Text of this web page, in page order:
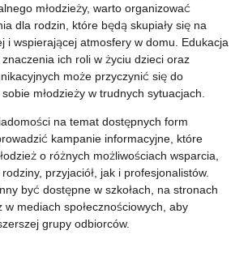
młodzieży, warto organizować
dla rodzin, które będą skupiały się na
i wspierającej atmosfery w domu. Edukacja
ich roli w życiu dzieci oraz
może przyczynić się do
młodzieży w trudnych sytuacjach.
na temat dostępnych form
kampanie informacyjne, które
o różnych możliwościach wsparcia,
przyjaciół, jak i profesjonalistów.
być dostępne w szkołach, na stronach
mediach społecznościowych, aby
grupy odbiorców.